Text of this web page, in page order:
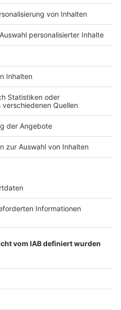
Kontakt
Studio-Hotline
Verkehrs-Hotline
Newsletter